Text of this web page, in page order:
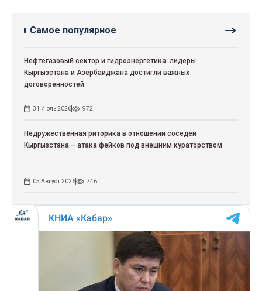
Самое популярное
Нефтегазовый сектор и гидроэнергетика: лидеры
Кыргызстана и Азербайджана достигли важных
договоренностей
31 Июль 2026 972
Недружественная риторика в отношении соседей
Кыргызстана – атака фейков под внешним кураторством
05 Август 2026 746